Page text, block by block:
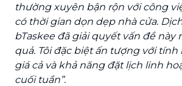
thường xuyên bận rộn với công
có thời gian dọn dẹp nhà cửa.
bTaskee đã giải quyết vấn đề này
quả. Tôi đặc biệt ấn tượng với
giá cả và khả năng đặt lịch linh
cuối tuần”.